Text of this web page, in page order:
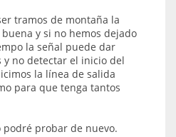
tramos de montaña la
y si no hemos dejado
la señal puede dar
y no detectar el inicio del
la línea de salida
para que tenga tantos
podré probar de nuevo.